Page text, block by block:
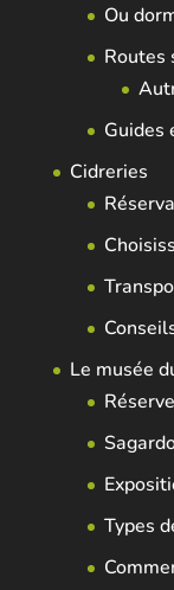
Ou
Routes
Guides
Cidreries
Le musée
Types